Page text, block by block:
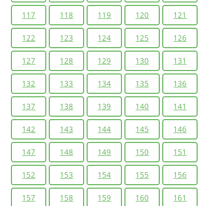
117 118 119 120 121
122 123 124 125 126
127 128 129 130 131
132 133 134 135 136
137 138 139 140 141
142 143 144 145 146
147 148 149 150 151
152 153 154 155 156
157 158 159 160 161